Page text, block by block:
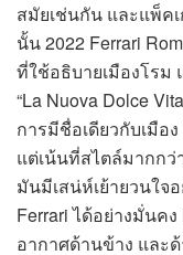
สมัยเช่นกัน และแพ็ค
นั้น 2022 Ferrari
ที่ใช้อธิบายเมืองโรม
“La Nuova Dolce
การมีชื่อเดียวกับเมื
แต่เน้นที่สไตล์มากกว่
มันมีเสน่ห์เย้ายวนใจ
Ferrari ได้อย่างมั่นค
อากาศด้านข้าง และ